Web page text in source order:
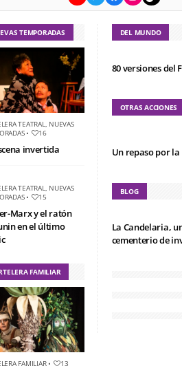
TEMPORADAS
TEATRAL, NUEVAS
• 16
invertida
TEATRAL, NUEVAS
• 15
Marx y el ratón
en el último
FAMILIAR
FAMILIAR• 13
DEL MUNDO
80 versiones del
OTRAS ACCIONES
Un repaso por
BLOG
La Candelaria,
cementerio de